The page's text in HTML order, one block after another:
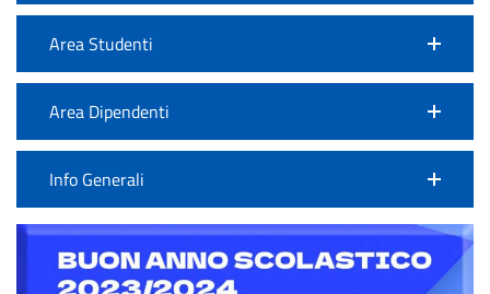
Area Studenti
Area Dipendenti
Info Generali